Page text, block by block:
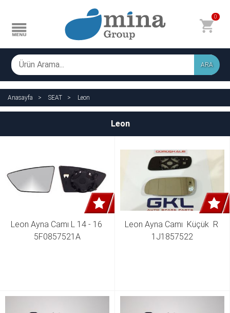
0
ARA
Anasayfa SEAT Leon
Leon
Leon Ayna Camı L 14 - 16
5F0857521A
Leon Ayna Camı  Küçük  R
1J1857522